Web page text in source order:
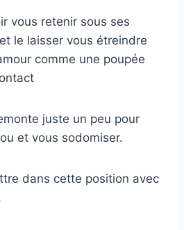
vous retenir sous ses
le laisser vous étreindre
comme une poupée
juste un peu pour
et vous sodomiser.
dans cette position avec